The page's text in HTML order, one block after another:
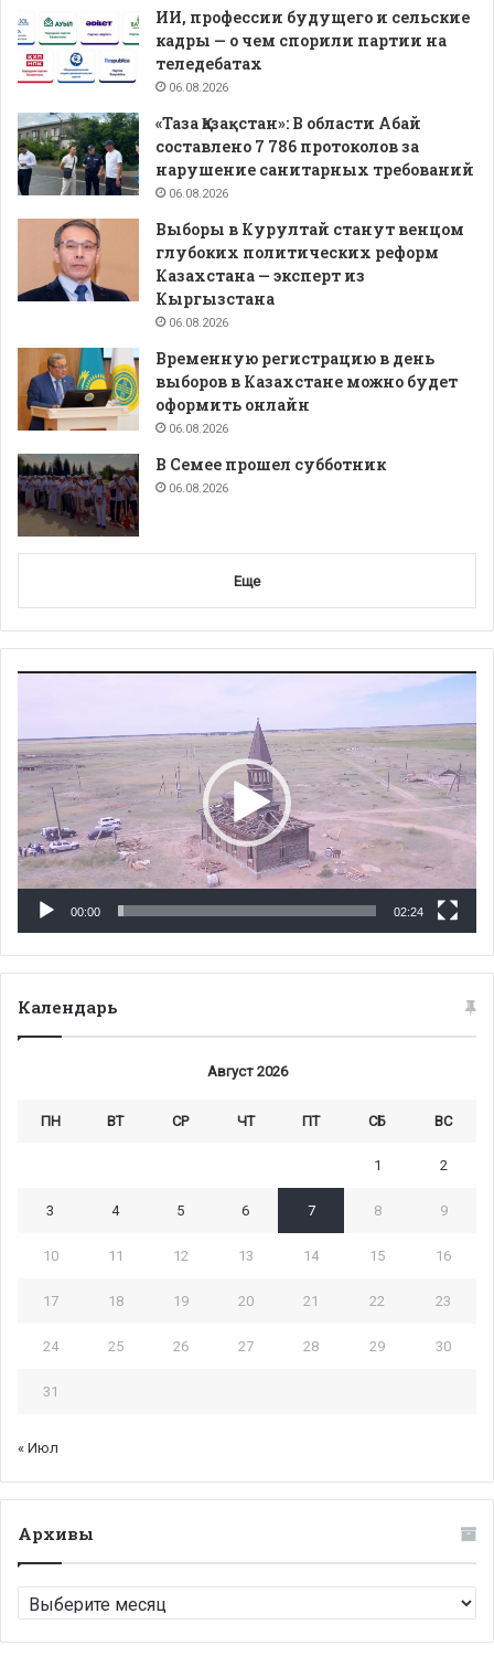
ИИ, профессии будущего и сельские
кадры — о чем спорили партии на
теледебатах
06.08.2026
«Таза Қазақстан»: В области Абай
составлено 7 786 протоколов за
нарушение санитарных требований
06.08.2026
Выборы в Курултай станут венцом
глубоких политических реформ
Казахстана — эксперт из
Кыргызстана
06.08.2026
Временную регистрацию в день
выборов в Казахстане можно будет
оформить онлайн
06.08.2026
В Семее прошел субботник
06.08.2026
Еще
00:00 02:24
Календарь
Август 2026
ПН ВТ СР ЧТ ПТ СБ ВС
1 2
3 4 5 6 7 8 9
10 11 12 13 14 15 16
17 18 19 20 21 22 23
24 25 26 27 28 29 30
31
« Июл
Архивы
Архивы